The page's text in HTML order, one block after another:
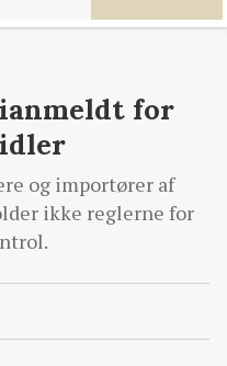
for
og importører af
ikke reglerne for